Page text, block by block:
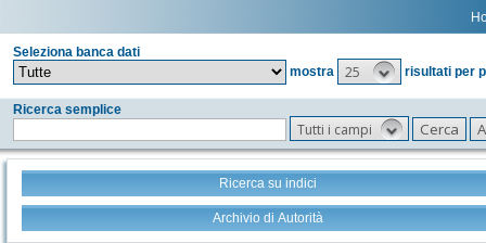
Seleziona banca dati
mostra
25 risultati per
Ricerca semplice
Tutti i campi
Ricerca su indici
Archivio di Autorità
Stampa - Email - Export Tutto +